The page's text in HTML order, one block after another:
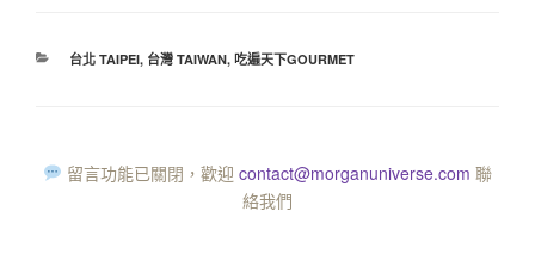
台北 TAIPEI, 台灣 TAIWAN, 吃遍天下GOURMET
留言功能已關閉，歡迎 contact@morganuniverse.com 聯
絡我們